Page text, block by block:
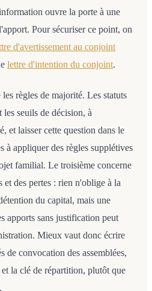
ouvre la porte à une
Pour sécuriser ce point, on
d'avertissement au conjoint
lettre d'intention du conjoint.
règles de majorité. Les statuts
seuils de décision, à
et laisser cette question dans le
à appliquer des règles supplétives
familial. Le troisième concerne
et des pertes : rien n'oblige à la
du capital, mais une
apports sans justification peut
Mieux vaut donc écrire
de convocation des assemblées,
la clé de répartition, plutôt que